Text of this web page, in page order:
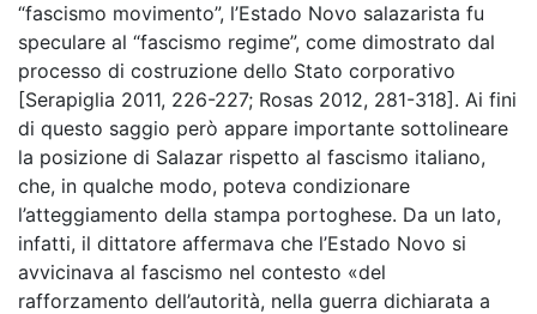
“fascismo movimento”, l’Estado Novo salazarista fu
speculare al “fascismo regime”, come dimostrato dal
processo di costruzione dello Stato corporativo
[Serapiglia 2011, 226-227; Rosas 2012, 281-318]. Ai fini
di questo saggio però appare importante sottolineare
la posizione di Salazar rispetto al fascismo italiano,
che, in qualche modo, poteva condizionare
l’atteggiamento della stampa portoghese. Da un lato,
infatti, il dittatore affermava che l’Estado Novo si
avvicinava al fascismo nel contesto «del
rafforzamento dell’autorità, nella guerra dichiarata a